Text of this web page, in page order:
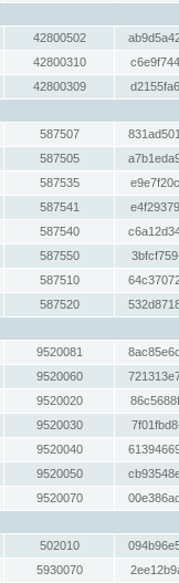
42800502
42800310
42800309
587507
587505
587535
587541
587540
587550
587510
587520
9520081
9520060
9520020
9520030
9520040
9520050
9520070
502010
5930070